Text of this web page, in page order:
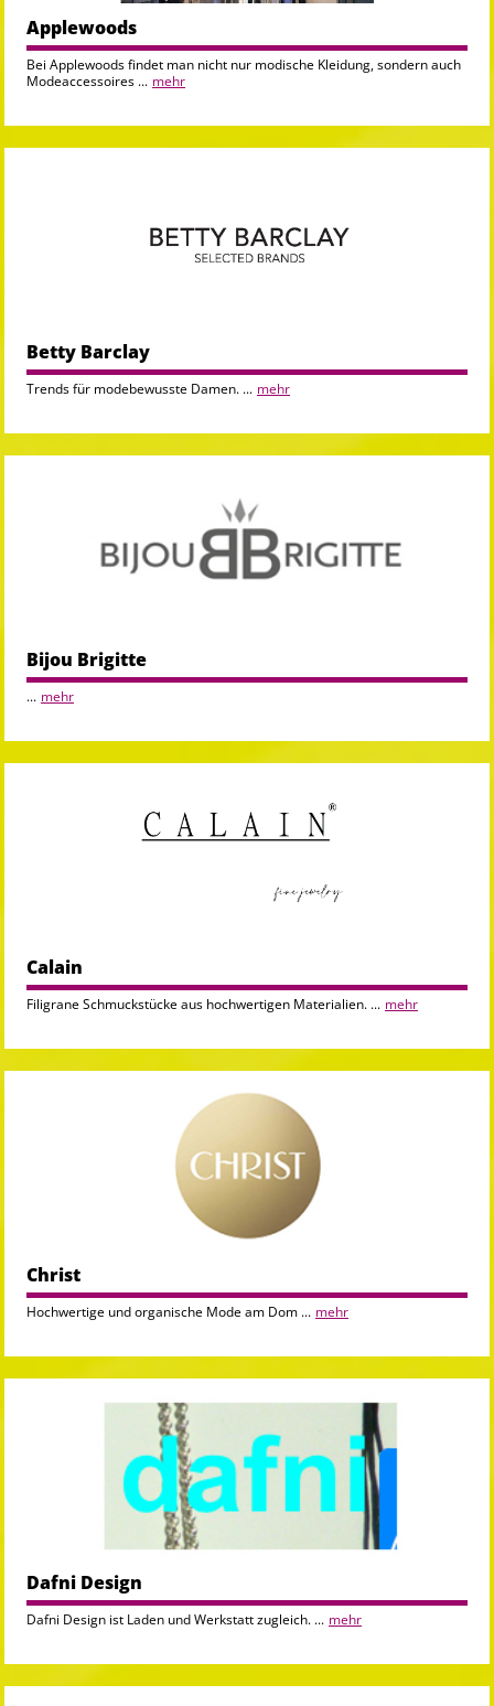
Applewoods
Bei Applewoods findet man nicht nur modische Kleidung, sondern auch
Modeaccessoires ... mehr
Betty Barclay
Trends für modebewusste Damen. ... mehr
Bijou Brigitte
... mehr
Calain
Filigrane Schmuckstücke aus hochwertigen Materialien. ... mehr
Christ
Hochwertige und organische Mode am Dom ... mehr
Dafni Design
Dafni Design ist Laden und Werkstatt zugleich. ... mehr